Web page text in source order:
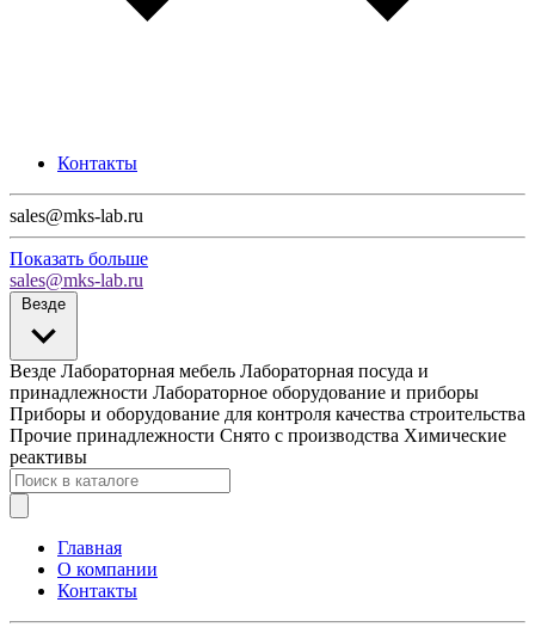
Контакты
sales@mks-lab.ru
Показать больше
sales@mks-lab.ru
Везде
Везде Лабораторная мебель Лабораторная посуда и
принадлежности Лабораторное оборудование и приборы
Приборы и оборудование для контроля качества строительства
Прочие принадлежности Снято с производства Химические
реактивы
Главная
О компании
Контакты